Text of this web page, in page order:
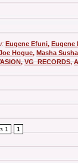
Eugene Efuni, Eugene
Hogue, Masha Susha
,VG_RECORDS,
1 1